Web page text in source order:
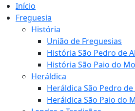
Início
Freguesia
História
União de Freguesias
História São Pedro de
História São Paio do
Heráldica
Heráldica São Pedro de
Heráldica São Paio do